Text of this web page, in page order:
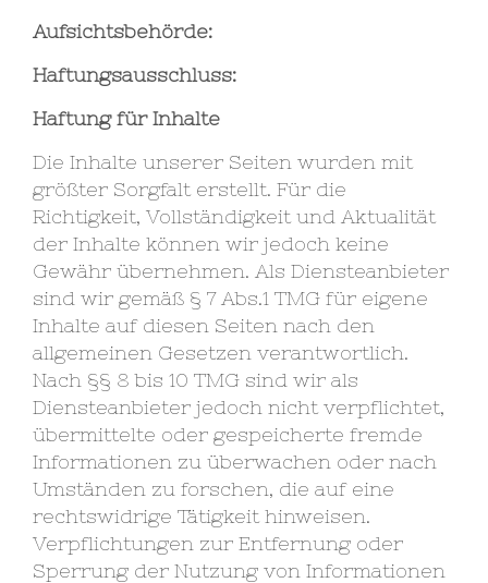
Aufsichtsbehörde:
Haftungsausschluss:
Haftung für Inhalte
Die Inhalte unserer Seiten wurden mit
größter Sorgfalt erstellt. Für die
Richtigkeit, Vollständigkeit und Aktualität
der Inhalte können wir jedoch keine
Gewähr übernehmen. Als Diensteanbieter
sind wir gemäß § 7 Abs.1 TMG für eigene
Inhalte auf diesen Seiten nach den
allgemeinen Gesetzen verantwortlich.
Nach §§ 8 bis 10 TMG sind wir als
Diensteanbieter jedoch nicht verpflichtet,
übermittelte oder gespeicherte fremde
Informationen zu überwachen oder nach
Umständen zu forschen, die auf eine
rechtswidrige Tätigkeit hinweisen.
Verpflichtungen zur Entfernung oder
Sperrung der Nutzung von Informationen